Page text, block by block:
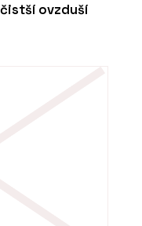
ovzduší